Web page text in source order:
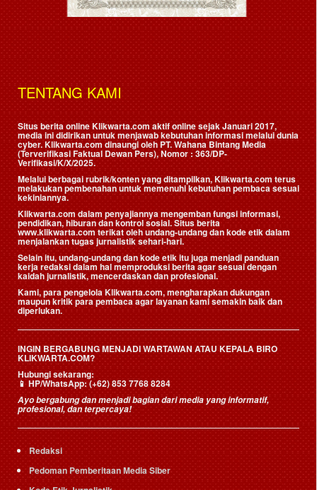
TENTANG KAMI
Situs berita online Klikwarta.com aktif online sejak Januari 2017,
media ini didirikan untuk menjawab kebutuhan informasi melalui dunia
cyber. Klikwarta.com dinaungi oleh PT. Wahana Bintang Media
(Terverifikasi Faktual Dewan Pers), Nomor : 363/DP-
Verifikasi/K/X/2025.
Melalui berbagai rubrik/konten yang ditampilkan, Klikwarta.com terus
melakukan pembenahan untuk memenuhi kebutuhan pembaca sesuai
kekiniannya.
Klikwarta.com dalam penyajiannya mengemban fungsi informasi,
pendidikan, hiburan dan kontrol sosial. Situs berita
www.klikwarta.com terikat oleh undang-undang dan kode etik dalam
menjalankan tugas jurnalistik sehari-hari.
Selain itu, undang-undang dan kode etik itu juga menjadi panduan
kerja redaksi dalam hal memproduksi berita agar sesuai dengan
kaidah jurnalistik, mencerdaskan dan profesional.
Kami, para pengelola Klikwarta.com, mengharapkan dukungan
maupun kritik para pembaca agar layanan kami semakin baik dan
diperlukan.
INGIN BERGABUNG MENJADI WARTAWAN ATAU KEPALA BIRO
KLIKWARTA.COM?
Hubungi sekarang:
📱HP/WhatsApp:(+62) 853 7768 8284
Ayo bergabung dan menjadi bagian dari media yang informatif,
profesional, dan terpercaya!
Redaksi
Pedoman Pemberitaan Media Siber